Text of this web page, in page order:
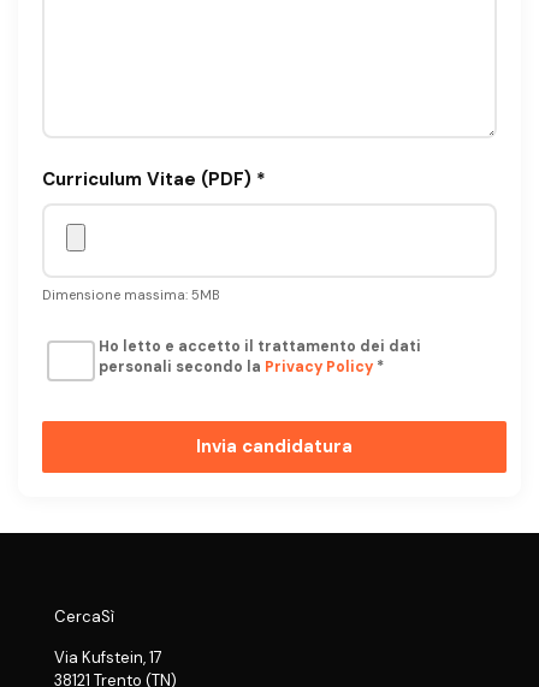
Curriculum Vitae (PDF) *
Dimensione massima: 5MB
Ho letto e accetto il trattamento dei dati
personali secondo la Privacy Policy *
Invia candidatura
CercaSì
Via Kufstein, 17
38121 Trento (TN)